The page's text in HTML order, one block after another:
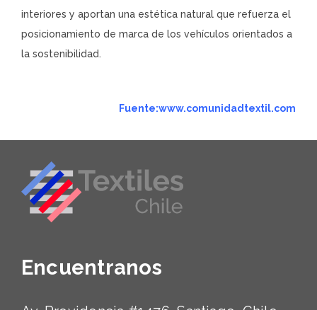
interiores y aportan una estética natural que refuerza el
posicionamiento de marca de los vehículos orientados a
la sostenibilidad.
Fuente:www.comunidadtextil.com
Encuentranos